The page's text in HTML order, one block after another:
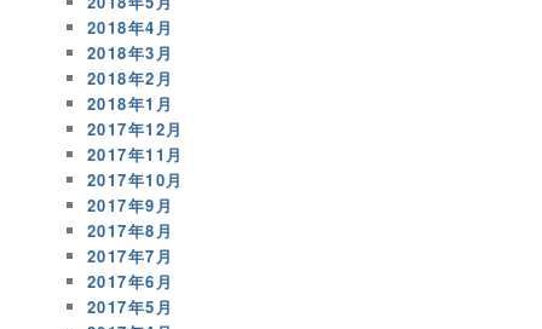
2018年4月
2018年3月
2018年2月
2018年1月
2017年12月
2017年11月
2017年10月
2017年9月
2017年8月
2017年7月
2017年6月
2017年5月